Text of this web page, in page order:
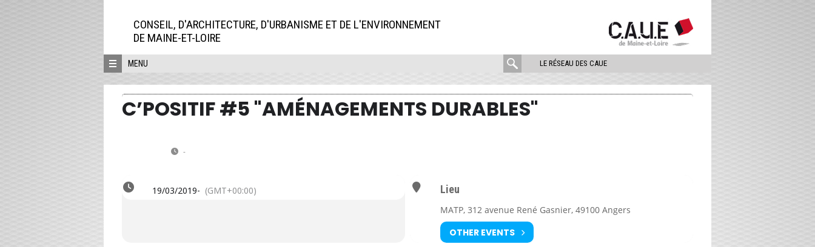
CONSEIL, D'ARCHITECTURE, D'URBANISME ET DE L'ENVIRONNEMENT
DE MAINE-ET-LOIRE
MENU LE RÉSEAU DES CAUE
rechercher
:
C’POSITIF #5 "AMÉNAGEMENTS DURABLES"
-
19/03/2019- (GMT+00:00) Lieu
MATP, 312 avenue René Gasnier, 49100 Angers
OTHER EVENTS